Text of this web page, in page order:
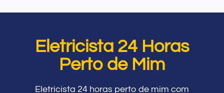
Eletricista 24 Horas
Perto de Mim
Eletricista 24 horas perto de mim com